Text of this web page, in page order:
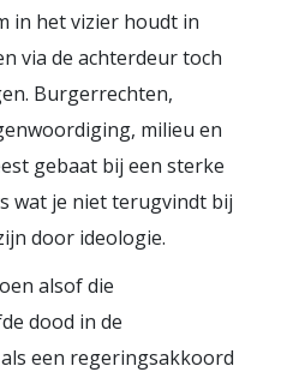
in het vizier houdt in
via de achterdeur toch
Burgerrechten,
milieu en
gebaat bij een sterke
wat je niet terugvindt bij
door ideologie.
alsof die
dood in de
een regeringsakkoord